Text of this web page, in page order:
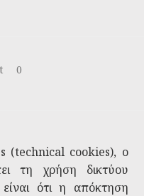
0
(technical cookies), ο
τη χρήση δικτύου
είναι ότι η απόκτηση